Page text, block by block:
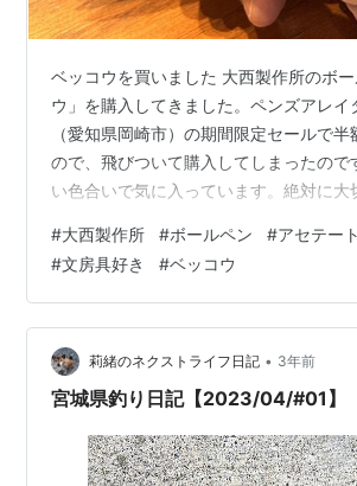
ベッコウを買いました 大西製作所のボ
ウ」を購入してきました。ペンズアレイ
（愛知県岡崎市）の期間限定セールで半
ので、飛びついて購入してしまったので
い色合いで気に入っています。絶対に大
（タイマイ）と呼ばれる海亀の甲羅を加
製品の独特の柄や色合いを模したデザイ
ガネフレームでよく見られますよね。僕
の剥製があって怖かったです。べっ甲柄
の基調にアメ色や黄色の斑が入り、クラ
印象を与えます。光の当たり具合で、と
#大西製作所 #ボールペン #アセテート
#文房具好き #ベッコウ
莉緒のネクストライフ日記 • 3年前
宮城県釣り日記【2023/04/#01】